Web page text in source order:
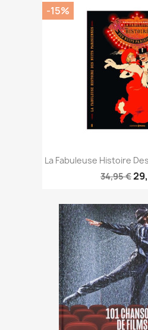
La Fabuleuse Histoire
34,95 €
-15%